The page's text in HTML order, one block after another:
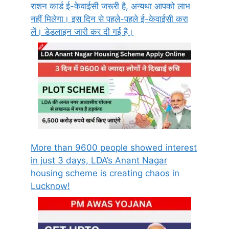
राशन कार्ड ई-केवाईसी जरूरी है, अन्यथा आपको लाभ
नहीं मिलेगा। इस दिन से पहले-पहले ई-केवाईसी करा
लें। डेडलाइन जारी कर दी गई है।
More than 9600 people showed interest
in just 3 days, LDA’s Anant Nagar
housing scheme is creating chaos in
Lucknow!